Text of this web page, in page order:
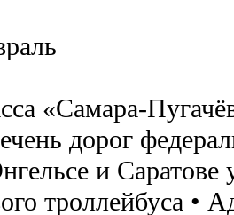
«Самара-
дорог
и
троллейбуса •